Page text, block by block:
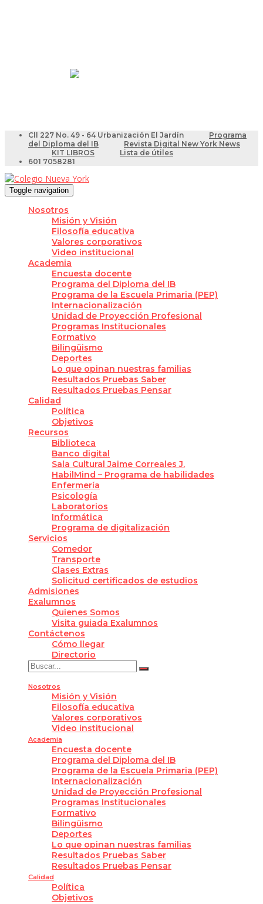
Cll 227 No. 49 - 64 Urbanización El Jardín
Programa
del Diploma del IB
Revista Digital New York News
KIT LIBROS
Lista de útiles
601 7058281
Toggle navigation
Nosotros
Misión y Visión
Filosofía educativa
Valores corporativos
Video institucional
Academia
Encuesta docente
Programa del Diploma del IB
Programa de la Escuela Primaria (PEP)
Internacionalización
Unidad de Proyección Profesional
Programas Institucionales
Formativo
Bilingüismo
Deportes
Lo que opinan nuestras familias
Resultados Pruebas Saber
Resultados Pruebas Pensar
Calidad
Política
Objetivos
Recursos
Biblioteca
Banco digital
Sala Cultural Jaime Correales J.
HabilMind – Programa de habilidades
Enfermería
Psicología
Laboratorios
Informática
Programa de digitalización
Servicios
Comedor
Transporte
Clases Extras
Solicitud certificados de estudios
Admisiones
Exalumnos
Quienes Somos
Visita guiada Exalumnos
Contáctenos
Cómo llegar
Directorio
Nosotros
Misión y Visión
Filosofía educativa
Valores corporativos
Video institucional
Academia
Encuesta docente
Programa del Diploma del IB
Programa de la Escuela Primaria (PEP)
Internacionalización
Unidad de Proyección Profesional
Programas Institucionales
Formativo
Bilingüismo
Deportes
Lo que opinan nuestras familias
Resultados Pruebas Saber
Resultados Pruebas Pensar
Calidad
Política
Objetivos